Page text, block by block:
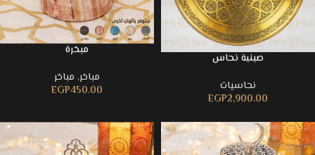
صينية نحاس
نحاسيات
EGP2,900.00
مبخرة
مباخر, مباخر
EGP450.00